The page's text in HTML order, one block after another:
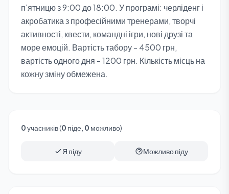
п'ятницю з 9:00 до 18:00. У програмі: черліденг і
акробатика з професійними тренерами, творчі
активності, квести, командні ігри, нові друзі та
море емоцій. Вартість табору - 4500 грн,
вартість одного дня - 1200 грн. Кількість місць на
кожну зміну обмежена.
0учасників (0 піде, 0 можливо)
Я піду Можливо піду